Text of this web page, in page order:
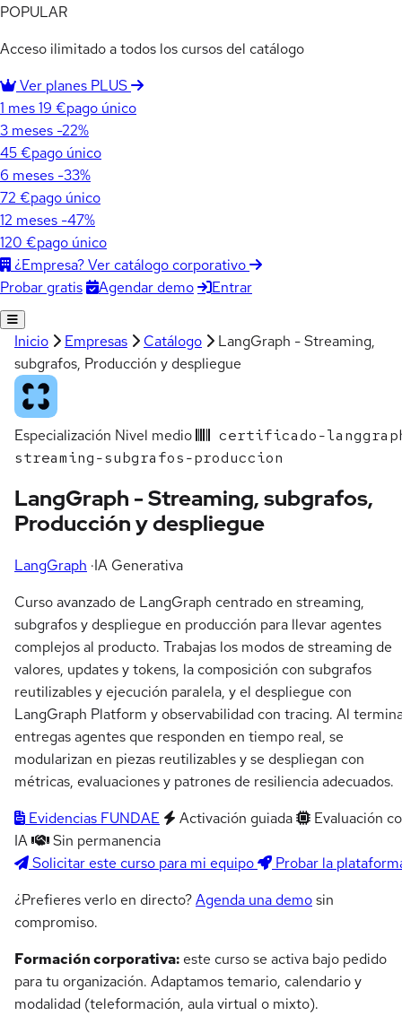
POPULAR
Acceso ilimitado a todos los cursos del catálogo
Ver planes PLUS
1 mes19 €pago único
3 meses -22%
45 €pago único
6 meses -33%
72 €pago único
12 meses -47%
120 €pago único
¿Empresa? Ver catálogo corporativo
Probar gratis
Agendar demo Entrar
Inicio Empresas Catálogo
LangGraph - Streaming,
subgrafos, Producción y despliegue
Especialización Nivel medio
certificado-
streaming-subgrafos-produccion
LangGraph - Streaming, subgrafos,
Producción y despliegue
LangGraph ·IA Generativa
Curso avanzado de LangGraph centrado en streaming,
subgrafos y despliegue en producción para llevar agentes
complejos al producto. Trabajas los modos de streaming de
valores, updates y tokens, la composición con subgrafos
reutilizables y ejecución paralela, y el despliegue con
LangGraph Platform y observabilidad con tracing. Al
entregas agentes que responden en tiempo real, se
modularizan en piezas reutilizables y se despliegan con
métricas, evaluaciones y patrones de resiliencia adecuados.
Evidencias FUNDAE
Activación guiada
Evaluación
IA
Sin permanencia
Solicitar este curso para mi equipo
Probar la
¿Prefieres verlo en directo?Agenda una demosin
compromiso.
Formación corporativa: este curso se activa bajo pedido
para tu organización. Adaptamos temario, calendario y
modalidad (teleformación, aula virtual o mixto).